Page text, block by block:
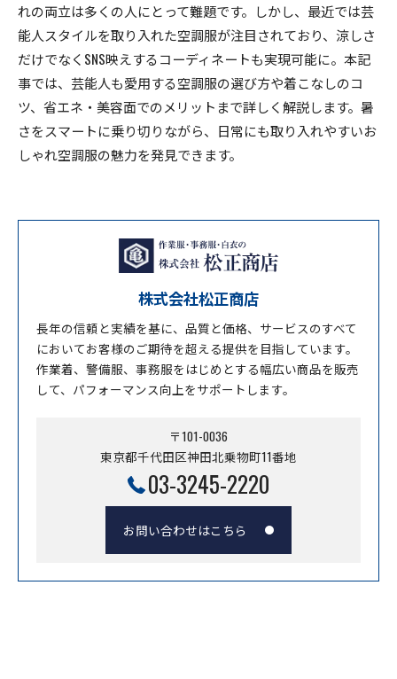
れの両立は多くの人にとって難題です。しかし、最近では芸
能人スタイルを取り入れた空調服が注目されており、涼しさ
だけでなくSNS映えするコーディネートも実現可能に。本記
事では、芸能人も愛用する空調服の選び方や着こなしのコ
ツ、省エネ・美容面でのメリットまで詳しく解説します。暑
さをスマートに乗り切りながら、日常にも取り入れやすいお
しゃれ空調服の魅力を発見できます。
株式会社松正商店
長年の信頼と実績を基に、品質と価格、サービスのすべて
においてお客様のご期待を超える提供を目指しています。
作業着、警備服、事務服をはじめとする幅広い商品を販売
して、パフォーマンス向上をサポートします。
〒101-0036
東京都千代田区神田北乗物町11番地
03-3245-2220
お問い合わせはこちら